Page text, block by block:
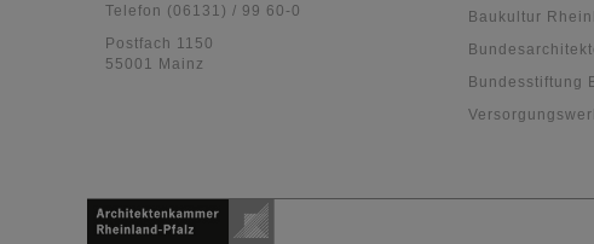
Telefon (06131) / 99 60-0
Postfach 1150
55001 Mainz
Baukultur
Bundesstiftung